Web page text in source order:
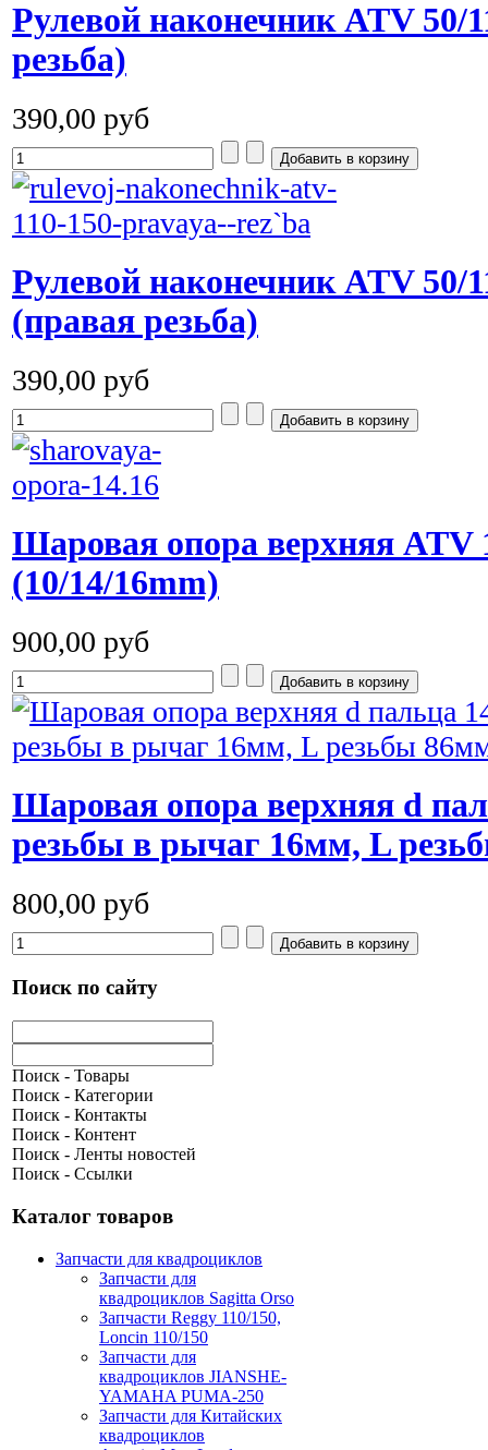
Рулевой наконечник ATV 50/
резьба)
390,00 руб
Рулевой наконечник ATV 50/
(правая резьба)
390,00 руб
Шаровая опора верхняя ATV
(10/14/16mm)
900,00 руб
Шаровая опора верхняя d
резьбы в рычаг 16мм, L
800,00 руб
Поиск по сайту
Поиск - Товары
Поиск - Категории
Поиск - Контакты
Поиск - Контент
Поиск - Ленты новостей
Поиск - Ссылки
Каталог товаров
Запчасти для квадроциклов
Запчасти для
квадроциклов Sagitta Orso
Запчасти Reggy 110/150,
Loncin 110/150
Запчасти для
квадроциклов JIANSHE-
YAMAHA PUMA-250
Запчасти для Китайских
квадроциклов